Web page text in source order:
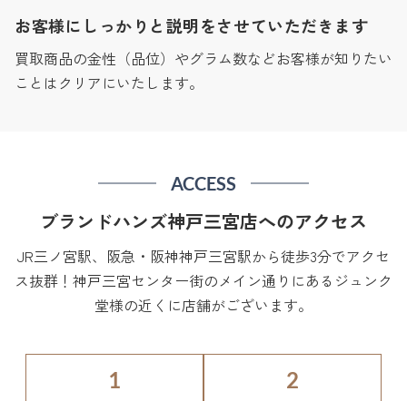
お客様にしっかりと説明をさせていただきます
買取商品の金性（品位）やグラム数などお客様が知りたい
ことはクリアにいたします。
ACCESS
ブランドハンズ神戸三宮店へのアクセス
JR三ノ宮駅、阪急・阪神神戸三宮駅から徒歩3分でアクセ
ス抜群！神戸三宮センター街のメイン通りにあるジュンク
堂様の近くに店舗がございます。
1 2